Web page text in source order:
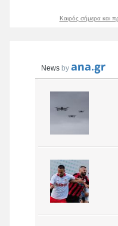
Καιρός σήμερα και